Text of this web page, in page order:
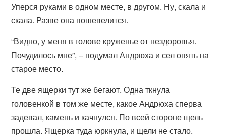
Уперся руками в одном месте, в другом. Ну, скала и
скала. Разве она пошевелится.
“Видно, у меня в голове круженье от нездоровья.
Почудилось мне”, – подумал Андрюха и сел опять на
старое место.
Те две ящерки тут же бегают. Одна ткнула
головенкой в том же месте, какое Андрюха сперва
задевал, камень и качнулся. По всей стороне щель
прошла. Ящерка туда юркнула, и щели не стало.